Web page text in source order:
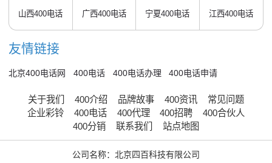
山西400电话 广西400电话 宁夏400电话 江西400电话
友情链接
北京400电话网 400电话 400电话办理 400电话申请
关于我们 400介绍 品牌故事 400资讯
常见问题
企业彩铃
400电话 400代理 400招聘
400合伙人
400分销
联系我们 站点地图
公司名称：北京四百科技有限公司